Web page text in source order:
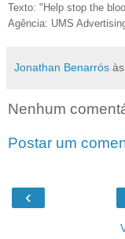
Texto: "Help stop the
Agência: UMS
Jonathan Benarrós às
Nenhum
Postar um
‹